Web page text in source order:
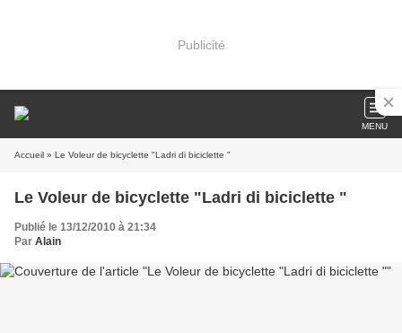
Publicité
MENU
Accueil » Le Voleur de bicyclette "Ladri di biciclette "
Le Voleur de bicyclette "Ladri di biciclette "
Publié le 13/12/2010 à 21:34
Par Alain